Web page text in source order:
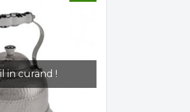
in curand !